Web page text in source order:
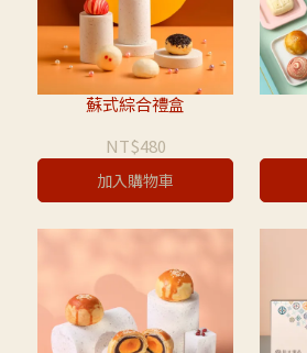
蘇式綜合禮盒
NT$480
加入購物車